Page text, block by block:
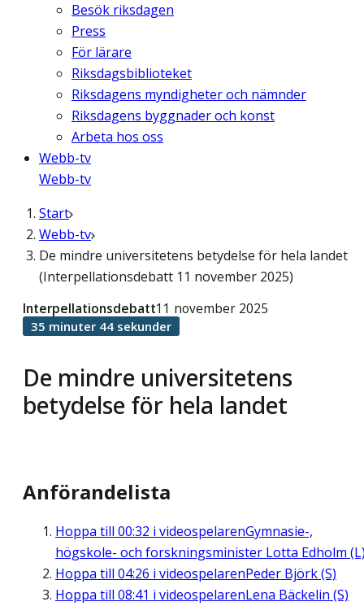
Besök riksdagen
Press
För lärare
Riksdagsbiblioteket
Riksdagens myndigheter och nämnder
Riksdagens byggnader och konst
Arbeta hos oss
Webb-tv
Webb-tv
Start
Webb-tv
De mindre universitetens betydelse för hela landet
(Interpellationsdebatt 11 november 2025)
De mindre universitetens
betydelse för hela landet
Interpellationsdebatt11 november 2025
35 minuter 44 sekunder
Anförandelista
Hoppa till 00:32 i videospelarenGymnasie-,
högskole- och forskningsminister Lotta Edholm
Hoppa till 04:26 i videospelarenPeder Björk (S)
Hoppa till 08:41 i videospelarenLena Bäckelin (S)